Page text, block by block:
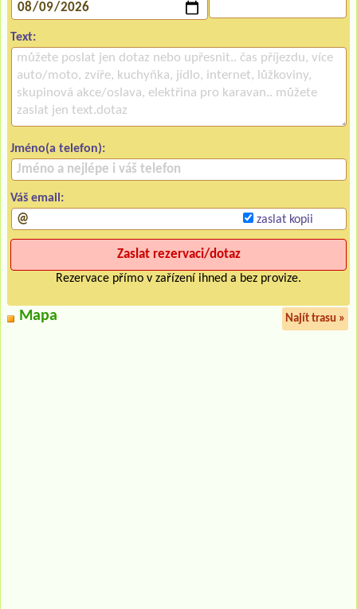
Text:
Jméno(a telefon):
Váš email:
zaslat kopii
Rezervace přímo v zařízení ihned a bez provize.
Mapa Najít trasu »